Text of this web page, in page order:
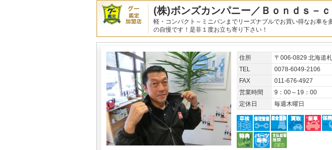
(株)ボンズカンパニー／Ｂｏｎｄｓ－
軽・コンパクト～ミニバンまでリーズナブルでお買い得なお車を
の自慢です！是非１度お立ち寄り下さい！
住所
〒006-0829 北海道
TEL
0078-6049-2106
FAX
011-676-4927
営業時間
9：00～19：00
定休日
毎週木曜日